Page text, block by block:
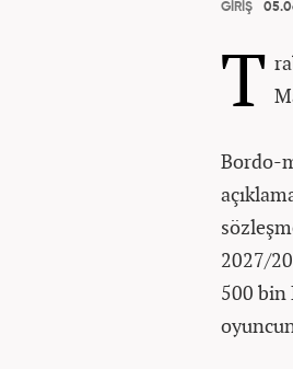
GİRİŞ
T
Bordo-
2027/
500 bin